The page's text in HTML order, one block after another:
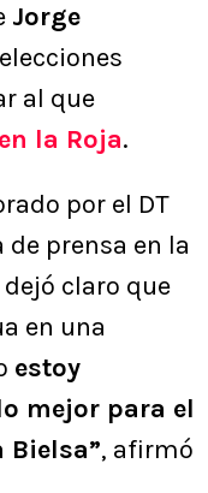
Jorge
al que
la Roja.
por el DT
prensa en la
claro que
en una
estoy
mejor para el
, afirmó